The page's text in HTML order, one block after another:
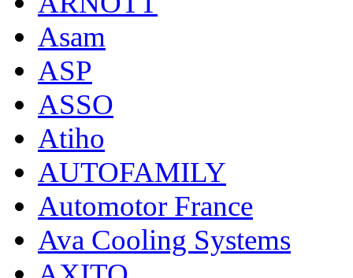
Asam
ASP
ASSO
Atiho
AUTOFAMILY
Automotor France
Ava Cooling Systems